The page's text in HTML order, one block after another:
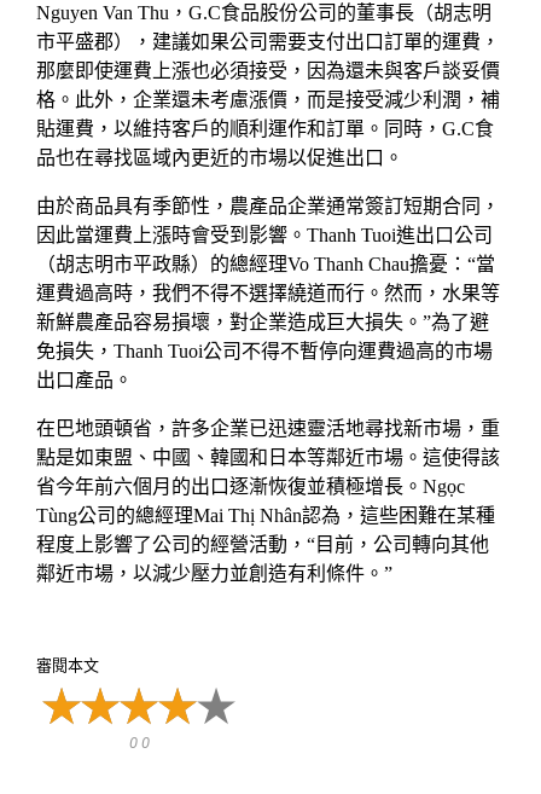
Nguyen Van Thu，G.C食品股份公司的董事長（胡志明
市平盛郡），建議如果公司需要支付出口訂單的運費，
那麼即使運費上漲也必須接受，因為還未與客戶談妥價
格。此外，企業還未考慮漲價，而是接受減少利潤，補
貼運費，以維持客戶的順利運作和訂單。同時，G.C食
品也在尋找區域內更近的市場以促進出口。
由於商品具有季節性，農產品企業通常簽訂短期合同，
因此當運費上漲時會受到影響。Thanh Tuoi進出口公司
（胡志明市平政縣）的總經理Vo Thanh Chau擔憂：“當
運費過高時，我們不得不選擇繞道而行。然而，水果等
新鮮農產品容易損壞，對企業造成巨大損失。”為了避
免損失，Thanh Tuoi公司不得不暫停向運費過高的市場
出口產品。
在巴地頭頓省，許多企業已迅速靈活地尋找新市場，重
點是如東盟、中國、韓國和日本等鄰近市場。這使得該
省今年前六個月的出口逐漸恢復並積極增長。Ngọc
Tùng公司的總經理Mai Thị Nhân認為，這些困難在某種
程度上影響了公司的經營活動，“目前，公司轉向其他
鄰近市場，以減少壓力並創造有利條件。”
審閱本文
0 0